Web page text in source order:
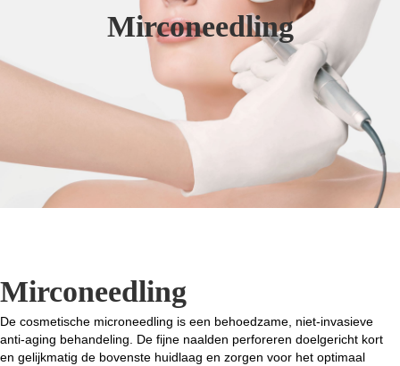
Mirconeedling
Mirconeedling
De cosmetische microneedling is een behoedzame, niet-invasieve
anti-aging behandeling. De fijne naalden perforeren doelgericht kort
en gelijkmatig de bovenste huidlaag en zorgen voor het optimaal